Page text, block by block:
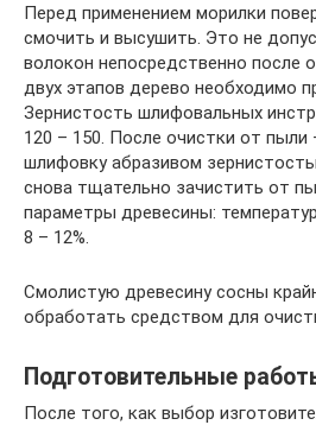
Перед применением морилки
смочить и высушить. Это не
волокон непосредственно после
двух этапов дерево необходимо
Зернистость шлифовальных
120 – 150. После очистки от
шлифовку абразивом
снова тщательно зачистить от
параметры древесины:
8 – 12%.
Смолистую древесину сосны
обработать средством для
Подготовительные
После того, как выбор